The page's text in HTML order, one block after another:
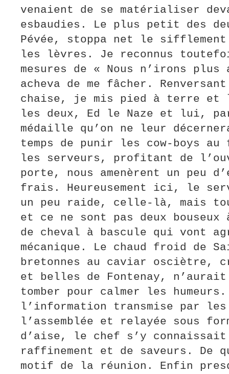
venaient de se matérialiser
esbaudies. Le plus petit des
Pévée, stoppa net le
les lèvres. Je reconnus
mesures de « Nous n’irons
acheva de me fâcher.
chaise, je mis pied à terre et
les deux, Ed le Naze et lui,
médaille qu’on ne leur
temps de punir les cow-boys
les serveurs, profitant de
porte, nous amenèrent un peu
frais. Heureusement ici, le
un peu raide, celle-là, mais
et ce ne sont pas deux bouseux
de cheval à bascule qui vont
mécanique. Le chaud froid de
bretonnes au caviar osciètre,
et belles de Fontenay, n’aurait
tomber pour calmer les
l’information transmise par
l’assemblée et relayée sous
d’aise, le chef s’y connaissait
raffinement et de saveurs. De
motif de la réunion. Enfin